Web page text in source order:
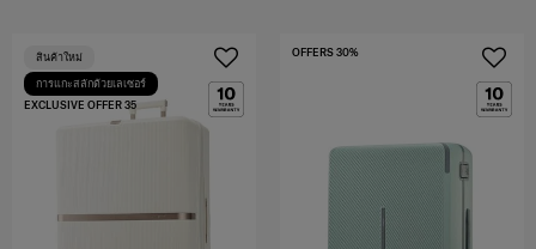
EXCLUSIVE OFFER 35
การแกะสลักด้วยเลเซอร์
สินค้าใหม่ OFFERS 30%